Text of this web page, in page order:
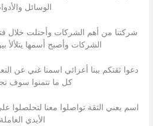
الوسائل
شركتنا من أهم الشركات وأحتلت خلال
الشركات وأصبح أسمها يتلألأ
دعوا ثقتكم ببنا أعزائي اسمنا غني عن
كل ما تتمنوا سوف
اسم يعني الثقة تواصلوا معنا
الأيدي العاملة.